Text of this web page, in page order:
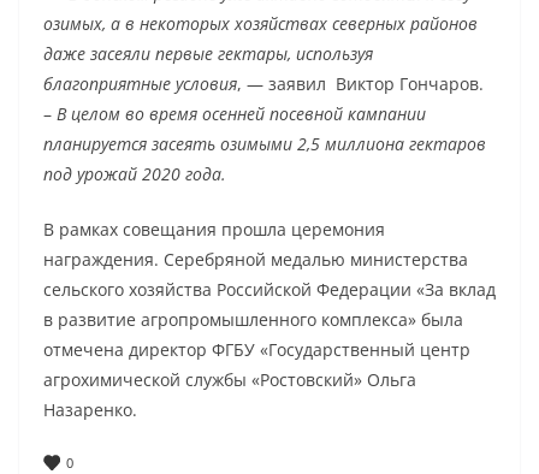
озимых, а в некоторых хозяйствах северных районов
даже засеяли первые гектары, используя
благоприятные условия, — заявил Виктор Гончаров.
– В целом во время осенней посевной кампании
планируется засеять озимыми 2,5 миллиона гектаров
под урожай 2020 года.
В рамках совещания прошла церемония
награждения. Серебряной медалью министерства
сельского хозяйства Российской Федерации «За вклад
в развитие агропромышленного комплекса» была
отмечена директор ФГБУ «Государственный центр
агрохимической службы «Ростовский» Ольга
Назаренко.
0